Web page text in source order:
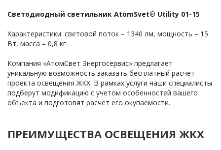
Светодиодный светильник AtomSvet® Utility 01-15
Характеристики: световой поток – 1340 лм, мощность – 15
Вт, масса – 0,8 кг.
Компания «АтомСвет Энергосервис» предлагает
уникальную возможность заказать бесплатный расчет
проекта освещения ЖКХ. В рамках услуги наши специалисты
подберут модификацию с учетом особенностей вашего
объекта и подготовят расчет его окупаемости.
ПРЕИМУЩЕСТВА ОСВЕЩЕНИЯ ЖКХ